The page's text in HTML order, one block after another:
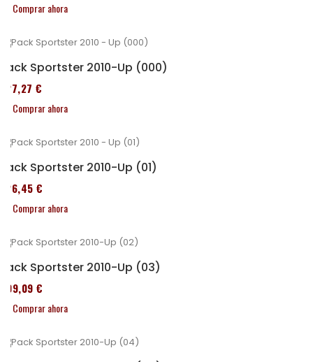
Comprar ahora
Pack Sportster 2010-Up (000)
227,27 €
Comprar ahora
Pack Sportster 2010-Up (01)
326,45 €
Comprar ahora
Pack Sportster 2010-Up (03)
409,09 €
Comprar ahora